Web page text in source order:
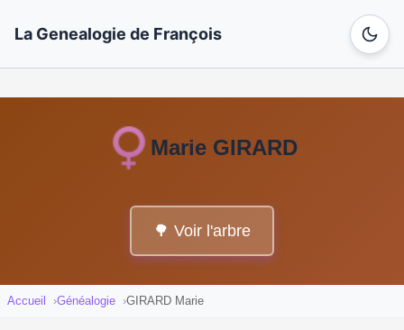
La Genealogie de François
Marie GIRARD
🌳 Voir l'arbre
Accueil Généalogie GIRARD Marie